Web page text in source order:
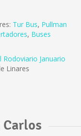
Tur Bus, Pullman
, Buses
Rodoviario Januario
Linares
Carlos